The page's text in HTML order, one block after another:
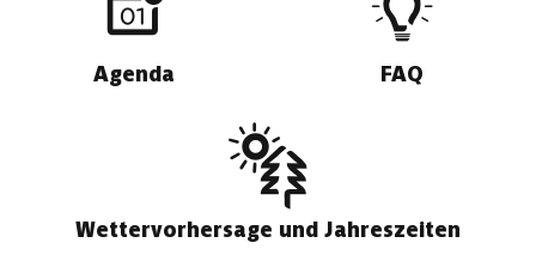
Agenda FAQ
Wettervorhersage und Jahreszeiten